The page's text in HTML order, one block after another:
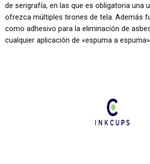
de serigrafía, en las que es obligatoria una
ofrezca múltiples tirones de tela. Además
como adhesivo para la eliminación de
cualquier aplicación de «espuma a espuma»